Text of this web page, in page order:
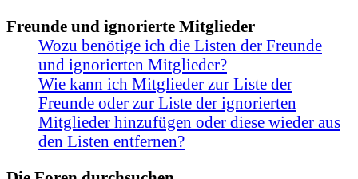
Freunde und ignorierte Mitglieder
Wozu benötige ich die Listen der Freunde
und ignorierten Mitglieder?
Wie kann ich Mitglieder zur Liste der
Freunde oder zur Liste der ignorierten
Mitglieder hinzufügen oder diese wieder aus
den Listen entfernen?